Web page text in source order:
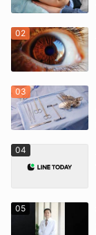
02
03
04
05